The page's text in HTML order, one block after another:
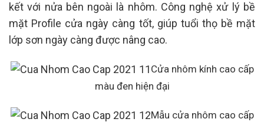
kết với nửa bên ngoài là nhôm. Công nghệ xử lý bề
mặt Profile cửa ngày càng tốt, giúp tuổi thọ bề mặt
lớp sơn ngày càng được nâng cao.
Cửa nhôm kính cao cấp
màu đen hiện đại
Mẫu cửa nhôm cao cấp